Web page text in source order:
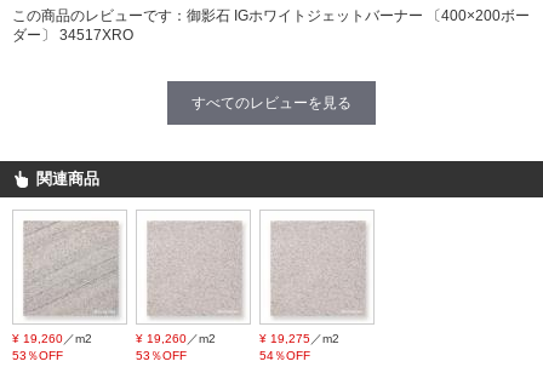
この商品のレビューです： 御影石 IGホワイトジェットバーナー 〔400×200ボー
ダー〕 34517XRO
すべてのレビューを見る
関連商品
¥ 19,260／m2
53％OFF
¥ 19,260／m2
53％OFF
¥ 19,275／m2
54％OFF